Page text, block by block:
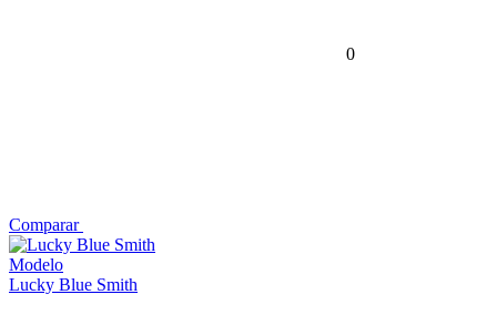
0
Comparar
Modelo
Lucky Blue Smith